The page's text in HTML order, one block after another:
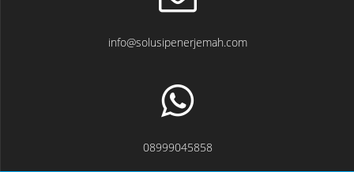
info@solusipenerjemah.com
08999045858